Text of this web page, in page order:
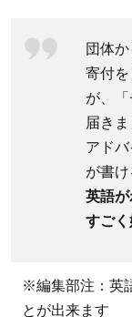
をも
っと
知り
たい
ール
ド・
団体
寄付
が、
届きま
アド
が書
英語
すご
※編集部注：英
とが出来ます